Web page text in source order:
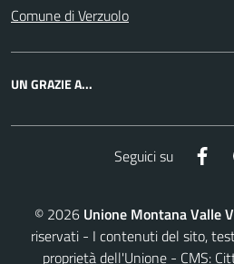
Comune di Verzuolo
UN GRAZIE A...
Seguici su
© 2026 Unione Montana Valle
riservati - I contenuti del sito,
proprietà dell'Unione - CMS: